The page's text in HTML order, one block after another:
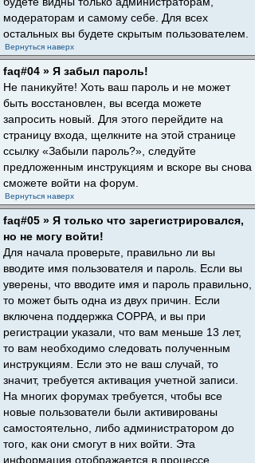
модераторам и самому себе. Для всех
остальных вы будете скрытым пользователем.
Вернуться наверх
faq#04 » Я забыл пароль!
Не паникуйте! Хоть ваш пароль и не может
быть восстановлен, вы всегда можете
запросить новый. Для этого перейдите на
страницу входа, щелкните на этой странице
ссылку «Забыли пароль?», следуйте
предложенным инструкциям и вскоре вы снова
сможете войти на форум.
Вернуться наверх
faq#05 » Я только что зарегистрировался,
но не могу войти!
Для начала проверьте, правильно ли вы
вводите имя пользователя и пароль. Если вы
уверены, что вводите имя и пароль правильно,
то может быть одна из двух причин. Если
включена поддержка COPPA, и вы при
регистрации указали, что вам меньше 13 лет,
то вам необходимо следовать полученным
инструкциям. Если это не ваш случай, то
значит, требуется активация учетной записи.
На многих форумах требуется, чтобы все
новые пользователи были активированы
самостоятельно, либо администратором до
того, как они смогут в них войти. Эта
информация отображается в процессе